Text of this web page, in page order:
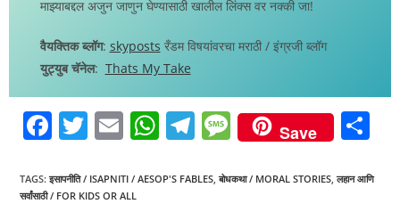
माझ्याबद्दल अजुन जाणुन घेण्यासाठी खालील लिंक्स वर नक्की जा!
वैयक्तिक ब्लॉग: skyposts रँडम विषयांवरचा मराठी / इंग्रजी ब्लॉग
युट्युब चॅनेल: Thats My Take
F
c
T
itt
E
ai
W
at
T
e
M
e
ss
Save
ar
TAGS:इसापनीति / ISAPNITI / AESOP'S FABLES, बोधकथा / MORAL STORIES, लहान आणि
सर्वांसाठी / FOR KIDS OR ALL